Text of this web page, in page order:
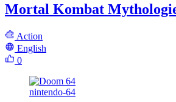
Mortal Kombat
Action
English
0
nintendo-64